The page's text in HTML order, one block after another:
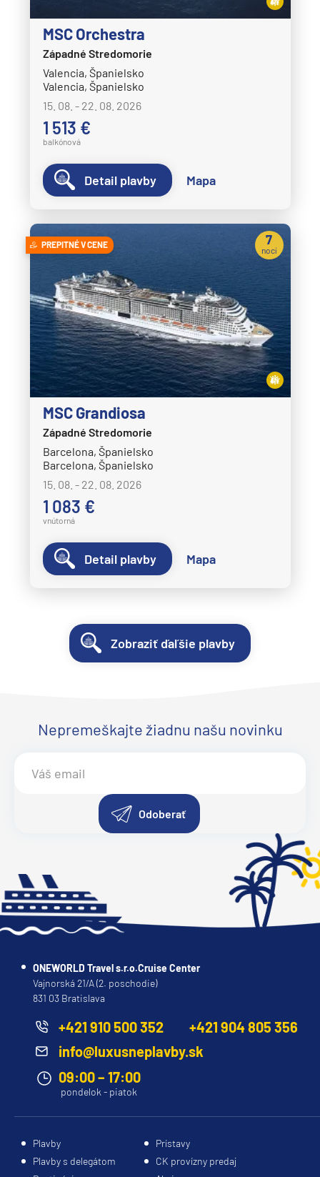
MSC Orchestra
Západné Stredomorie
Valencia, Španielsko
Valencia, Španielsko
15. 08. - 22. 08. 2026
1 513 €
balkónová
Detail plavby Mapa
PREPITNÉ V CENE
MSC Grandiosa
Západné Stredomorie
Barcelona, Španielsko
Barcelona, Španielsko
15. 08. - 22. 08. 2026
1 083 €
vnútorná
7
nocí
Detail plavby Mapa
Zobraziť ďaľšie plavby
Nepremeškajte žiadnu našu novinku
Odoberať
ONEWORLD Travel s.r.o.Cruise Center
Vajnorská 21/A (2. poschodie)
831 03 Bratislava
+421 910 500 352
+421 904 805 356
info@luxusneplavby.sk
09:00 – 17:00
pondelok - piatok
Plavby
Prístavy
Plavby s delegátom
CK provízny predaj